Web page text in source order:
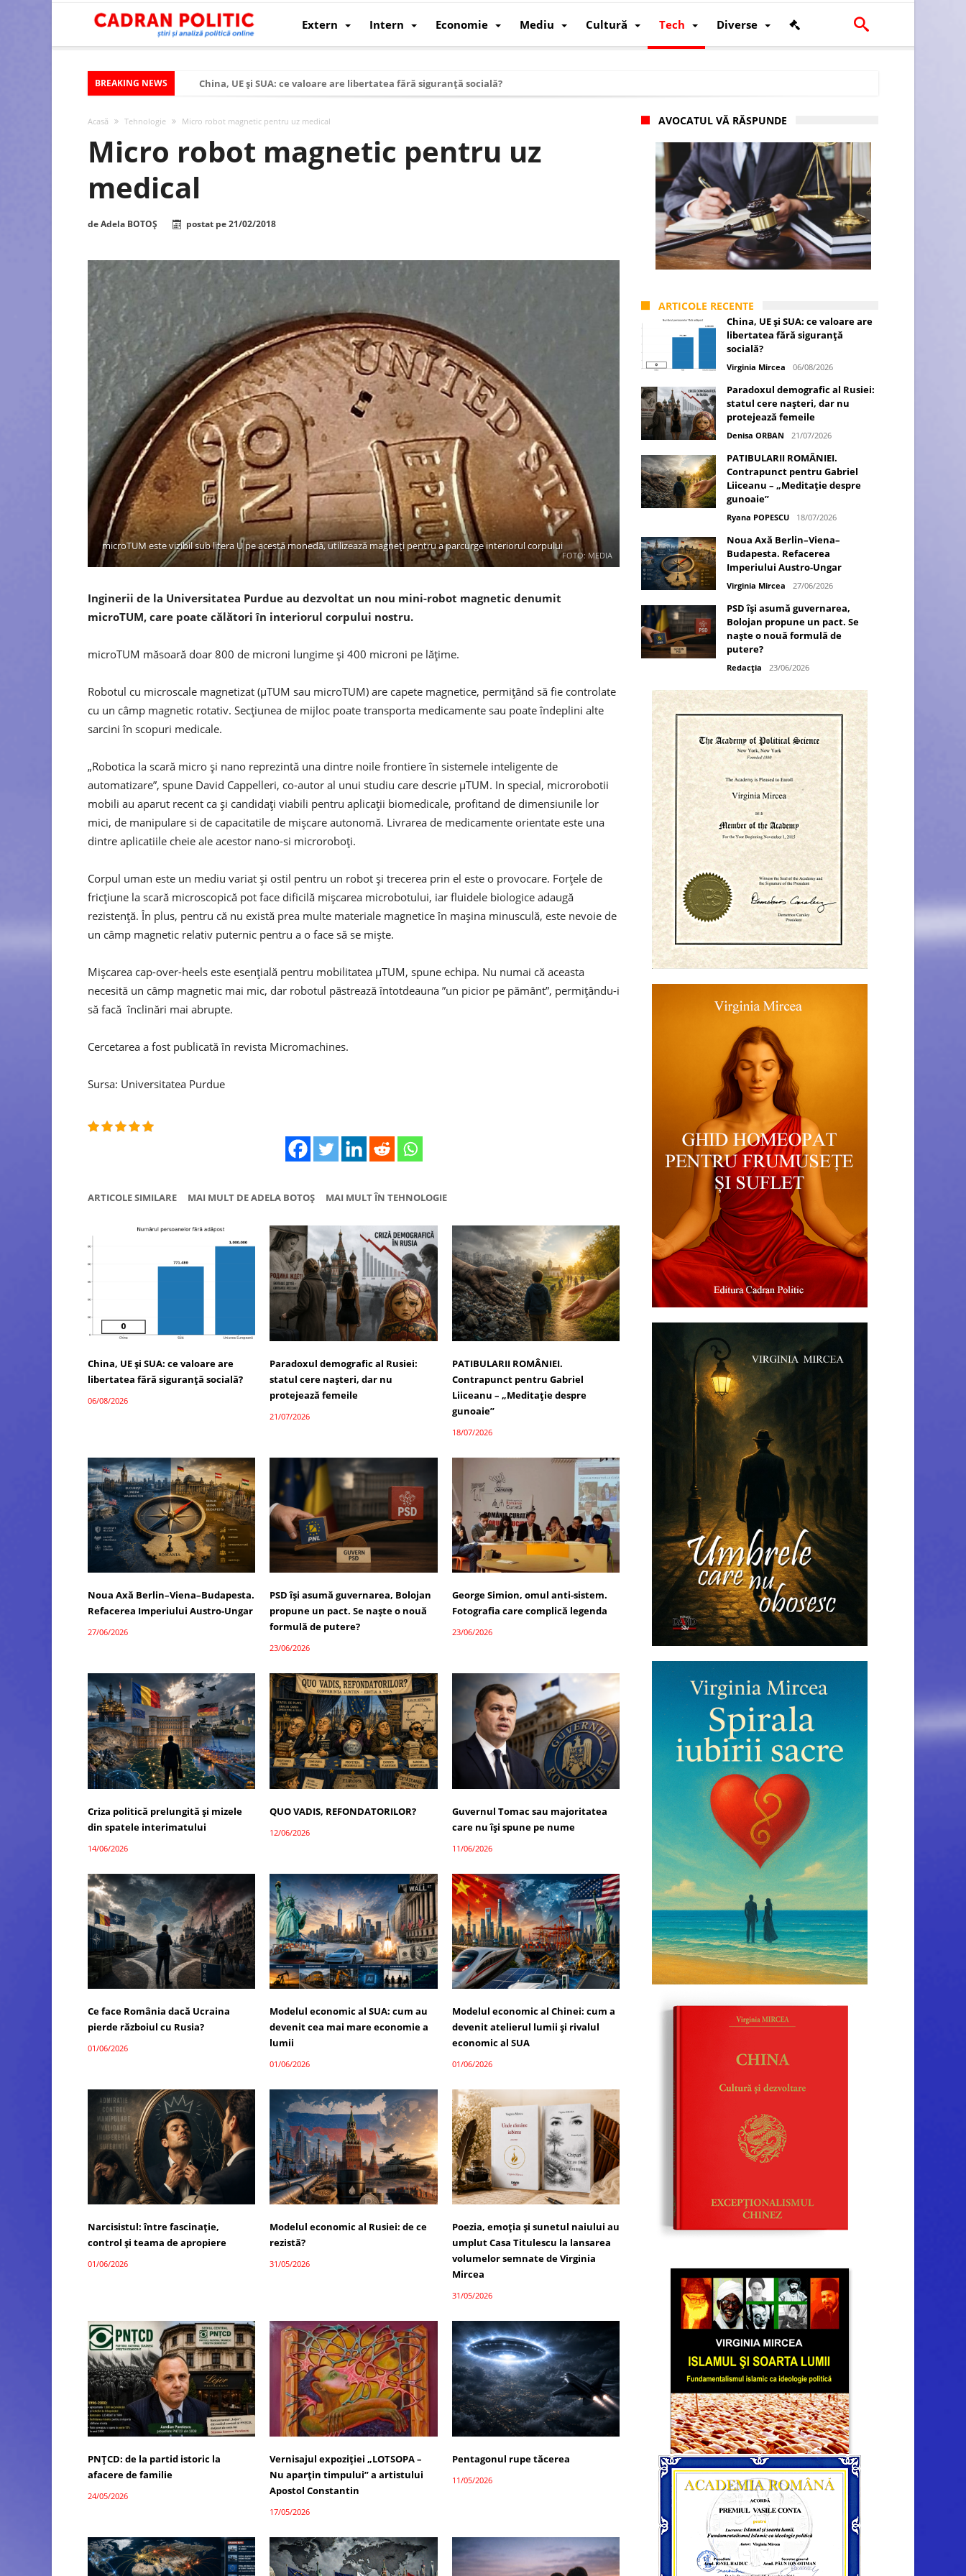
Extern Intern Economie Mediu Cultură Tech Diverse
BREAKING NEWS
China, UE și SUA: ce valoare are libertatea fără siguranță socială?
Modelul economic al Chinei: cum a devenit atelierul lumii și rivalul economic al SUA
Viitorul României în Uniunea Europeană. Ce ne așteaptă? – O analiză structurală a demografiei, fiscalității și poziției României în U.E.
Controlul minții prin nanoparticule
Huawei dezvoltă un nou cip AI pentru a înlocui Nvidia
Acasă Tehnologie Micro robot magnetic pentru uz medical
Micro robot magnetic pentru uz
medical
deAdela BOTOȘ postat pe21/02/2018
FOTO: MEDIA
microTUM este vizibil sub litera U pe acestă monedă, utilizează magneți pentru a parcurge interiorul corpului
Inginerii de la Universitatea Purdue au dezvoltat un nou mini-robot magnetic denumit
microTUM, care poate călători în interiorul corpului nostru.
microTUM măsoară doar 800 de microni lungime și 400 microni pe lățime.
Robotul cu microscale magnetizat (μTUM sau microTUM) are capete magnetice, permițând să fie controlate
cu un câmp magnetic rotativ. Secțiunea de mijloc poate transporta medicamente sau poate îndeplini alte
sarcini în scopuri medicale.
„Robotica la scară micro și nano reprezintă una dintre noile frontiere în sistemele inteligente de
automatizare”, spune David Cappelleri, co-autor al unui studiu care descrie μTUM. In special, microrobotii
mobili au aparut recent ca și candidați viabili pentru aplicații biomedicale, profitand de dimensiunile lor
mici, de manipulare si de capacitatile de mișcare autonomă. Livrarea de medicamente orientate este una
dintre aplicatiile cheie ale acestor nano-si microroboți.
Corpul uman este un mediu variat și ostil pentru un robot și trecerea prin el este o provocare. Forțele de
fricțiune la scară microscopică pot face dificilă mișcarea microbotului, iar fluidele biologice adaugă
rezistență. În plus, pentru că nu există prea multe materiale magnetice în mașina minusculă, este nevoie de
un câmp magnetic relativ puternic pentru a o face să se miște.
Mișcarea cap-over-heels este esențială pentru mobilitatea μTUM, spune echipa. Nu numai că aceasta
necesită un câmp magnetic mai mic, dar robotul păstrează întotdeauna ”un picior pe pământ”, permițându-i
să facă înclinări mai abrupte.
Cercetarea a fost publicată în revista Micromachines.
Sursa: Universitatea Purdue
ARTICOLE SIMILARE MAI MULT DE ADELA BOTOȘ MAI MULT ÎN TEHNOLOGIE
China, UE și SUA: ce valoare are
libertatea fără siguranță socială?
06/08/2026
Paradoxul demografic al Rusiei:
statul cere nașteri, dar nu
protejează femeile
21/07/2026
PATIBULARII ROMÂNIEI.
Contrapunct pentru Gabriel
Liiceanu – „Meditație despre
gunoaie”
18/07/2026
Noua Axă Berlin–Viena–Budapesta.
Refacerea Imperiului Austro-Ungar
27/06/2026
PSD își asumă guvernarea, Bolojan
propune un pact. Se naște o nouă
formulă de putere?
23/06/2026
George Simion, omul anti-sistem.
Fotografia care complică legenda
23/06/2026
Criza politică prelungită și mizele
din spatele interimatului
14/06/2026
QUO VADIS, REFONDATORILOR?
12/06/2026
Guvernul Tomac sau majoritatea
care nu își spune pe nume
11/06/2026
Ce face România dacă Ucraina
pierde războiul cu Rusia?
01/06/2026
Modelul economic al SUA: cum au
devenit cea mai mare economie a
lumii
01/06/2026
Modelul economic al Chinei: cum a
devenit atelierul lumii și rivalul
economic al SUA
01/06/2026
Narcisistul: între fascinație,
control și teama de apropiere
01/06/2026
Modelul economic al Rusiei: de ce
rezistă?
31/05/2026
Poezia, emoția și sunetul naiului au
umplut Casa Titulescu la lansarea
volumelor semnate de Virginia
Mircea
31/05/2026
PNȚCD: de la partid istoric la
afacere de familie
24/05/2026
Vernisajul expoziției „LOTSOPA –
Nu aparțin timpului” a artistului
Apostol Constantin
17/05/2026
Pentagonul rupe tăcerea
11/05/2026
AVOCATUL VĂ RĂSPUNDE
ARTICOLE RECENTE
China, UE și SUA: ce valoare are
libertatea fără siguranță
socială?
Virginia Mircea 06/08/2026
Paradoxul demografic al Rusiei:
statul cere nașteri, dar nu
protejează femeile
Denisa ORBAN 21/07/2026
PATIBULARII ROMÂNIEI.
Contrapunct pentru Gabriel
Liiceanu – „Meditație despre
gunoaie”
Ryana POPESCU 18/07/2026
Noua Axă Berlin–Viena–
Budapesta. Refacerea
Imperiului Austro-Ungar
Virginia Mircea 27/06/2026
PSD își asumă guvernarea,
Bolojan propune un pact. Se
naște o nouă formulă de
putere?
Redacția 23/06/2026